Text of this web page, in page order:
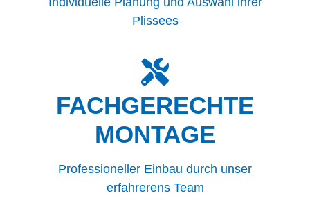
Plissees
FACHGERECHTE
MONTAGE
Professioneller Einbau durch unser
erfahrerens Team